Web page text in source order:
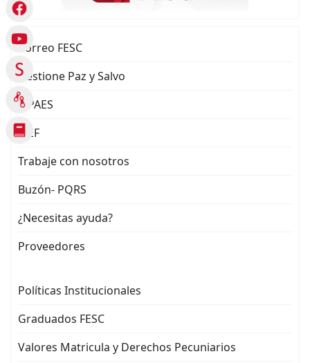
Correo FESC
Gestione Paz y Salvo
SIPAES
SIEF
Trabaje con nosotros
Buzón- PQRS
¿Necesitas ayuda?
Proveedores
Políticas Institucionales
Graduados FESC
Valores Matricula y Derechos Pecuniarios